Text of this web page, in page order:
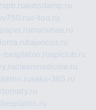
autodamp.ru
nv750.rux-ton.ru
manunae.ru
tajuncos.ru
besplatno.rusplclub.ru
cleanmedicine.ru
seks-365.ru